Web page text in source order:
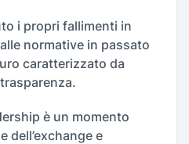
i propri fallimenti in
normative in passato
caratterizzato da
è un momento
dell’exchange e